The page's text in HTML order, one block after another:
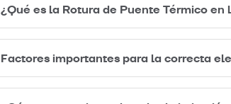
¿Qué es la Rotura de Puente Térmico
Factores importantes para la correcta